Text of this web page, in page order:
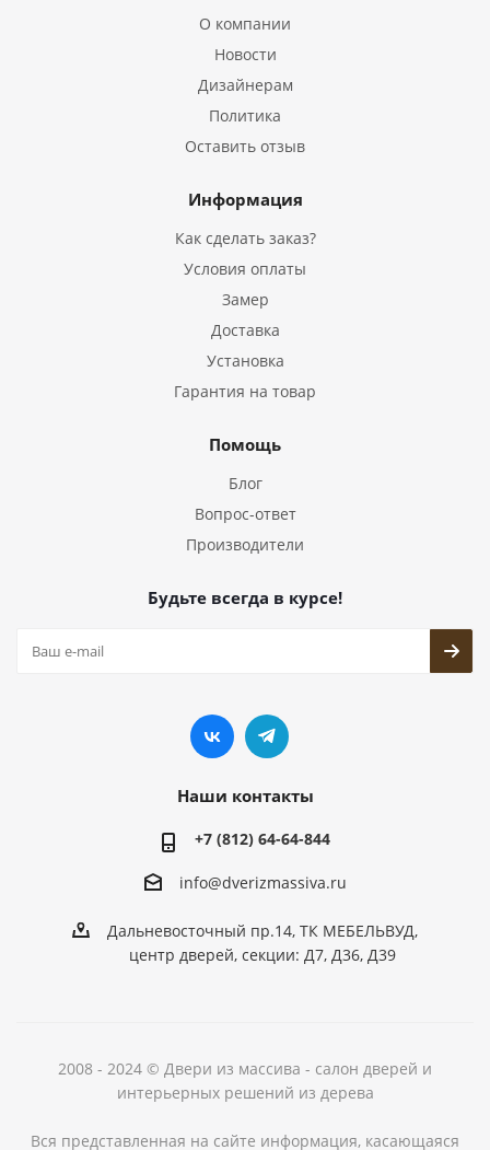
О компании
Новости
Дизайнерам
Политика
Оставить отзыв
Информация
Как сделать заказ?
Условия оплаты
Замер
Доставка
Установка
Гарантия на товар
Помощь
Блог
Вопрос-ответ
Производители
Будьте всегда в курсе!
Наши контакты
+7 (812) 64-64-844
info@dverizmassiva.ru
Дальневосточный пр.14, ТК МЕБЕЛЬВУД,
центр дверей, секции: Д7, Д36, Д39
2008 - 2024 © Двери из массива - салон дверей и
интерьерных решений из дерева
Вся представленная на сайте информация, касающаяся